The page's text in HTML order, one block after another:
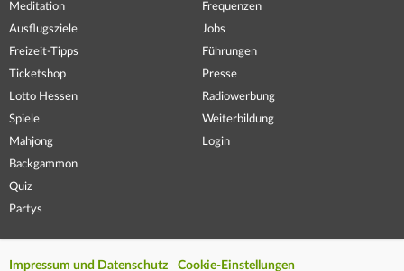
Meditation
Ausflugsziele
Freizeit-Tipps
Ticketshop
Lotto Hessen
Spiele
Mahjong
Backgammon
Quiz
Partys
Frequenzen
Jobs
Führungen
Presse
Radiowerbung
Weiterbildung
Login
Impressum und Datenschutz Cookie-Einstellungen